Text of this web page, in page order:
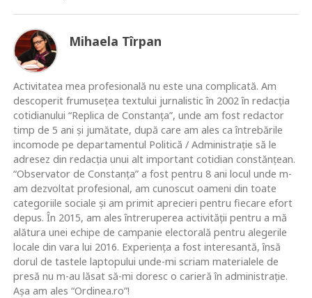
Mihaela Tîrpan
Activitatea mea profesională nu este una complicată. Am
descoperit frumusețea textului jurnalistic în 2002 în redacția
cotidianului “Replica de Constanța”, unde am fost redactor
timp de 5 ani și jumătate, după care am ales ca întrebările
incomode pe departamentul Politică / Administrație să le
adresez din redacția unui alt important cotidian constănțean.
“Observator de Constanța” a fost pentru 8 ani locul unde m-
am dezvoltat profesional, am cunoscut oameni din toate
categoriile sociale și am primit aprecieri pentru fiecare efort
depus. În 2015, am ales întreruperea activității pentru a mă
alătura unei echipe de campanie electorală pentru alegerile
locale din vara lui 2016. Experiența a fost interesantă, însă
dorul de tastele laptopului unde-mi scriam materialele de
presă nu m-au lăsat să-mi doresc o carieră în administrație.
Așa am ales “Ordinea.ro”!